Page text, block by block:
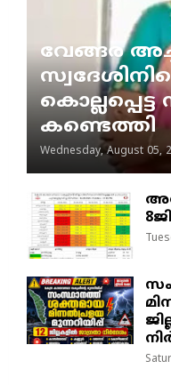
വേങ്ങര
കണ്ടെത്തി
Wednesday, August 05,